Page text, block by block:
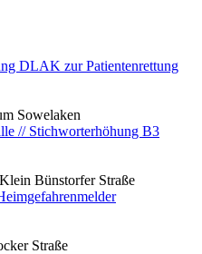
DLAK zur Patientenrettung
Sowelaken
// Stichworterhöhung B3
Bünstorfer Straße
Straße